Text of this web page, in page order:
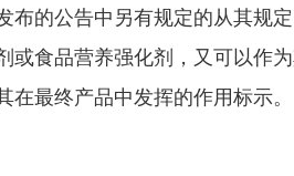
布的公告中另有规定的从其规定
或食品营养强化剂，又可以作
在最终产品中发挥的作用标示。